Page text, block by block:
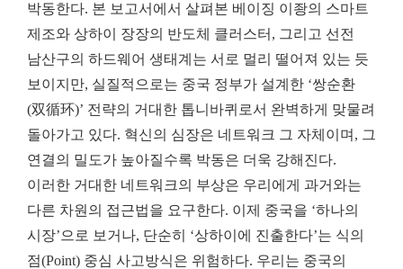
박동한다. 본 보고서에서 살펴본 베이징 이좡의 스마트
제조와 상하이 장장의 반도체 클러스터, 그리고 선전
남산구의 하드웨어 생태계는 서로 멀리 떨어져 있는 듯
보이지만, 실질적으로는 중국 정부가 설계한 ‘쌍순환
(双循环)’ 전략의 거대한 톱니바퀴로서 완벽하게 맞물려
돌아가고 있다. 혁신의 심장은 네트워크 그 자체이며, 그
연결의 밀도가 높아질수록 박동은 더욱 강해진다.
이러한 거대한 네트워크의 부상은 우리에게 과거와는
다른 차원의 접근법을 요구한다. 이제 중국을 ‘하나의
시장’으로 보거나, 단순히 ‘상하이에 진출한다’는 식의
점(Point) 중심 사고방식은 위험하다. 우리는 중국의